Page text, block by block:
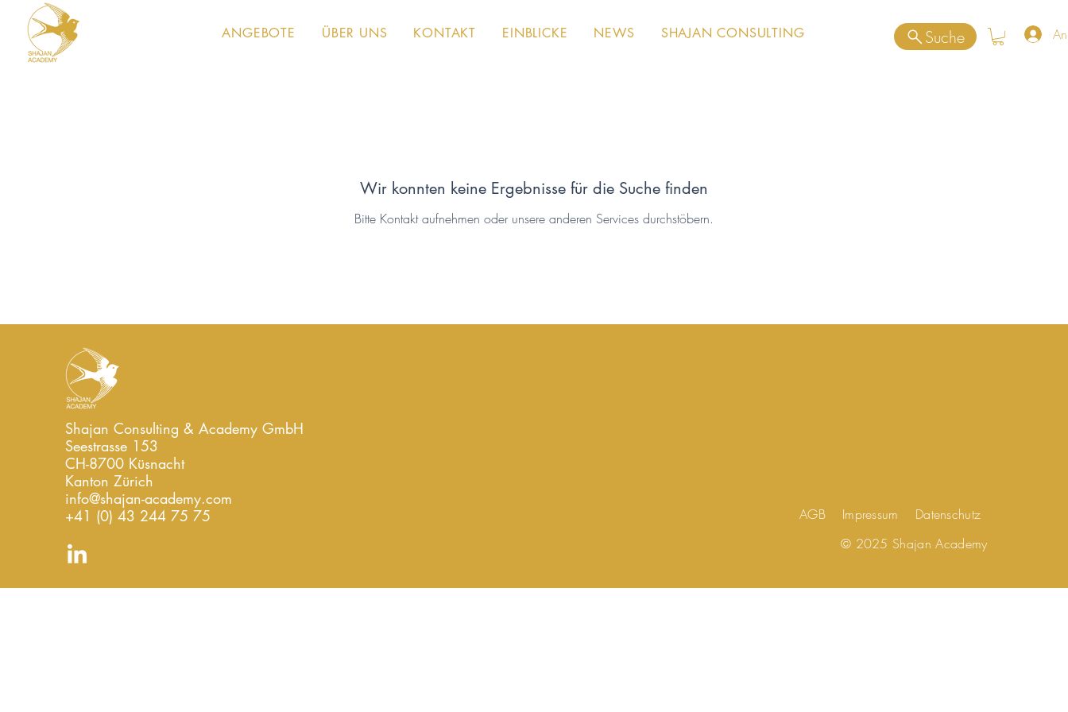
ANGEBOTE ÜBER UNS KONTAKT EINBLICKE NEWS SHAJAN CONSULTING Suche
Wir konnten keine Ergebnisse für die Suche finden
Bitte Kontakt aufnehmen oder unsere anderen Services durchstöbern.
Shajan Consulting & Academy GmbH
Seestrasse 153
CH-8700 Küsnacht
Kanton Zürich
info@shajan-academy.com
+41 (0) 43 244 75 75
AGB Impressum
Datenschutz
© 2025 Shajan Academy